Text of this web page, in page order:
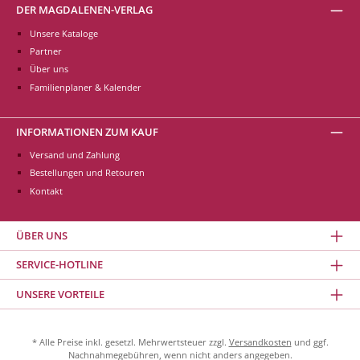
DER MAGDALENEN-VERLAG
Unsere Kataloge
Partner
Über uns
Familienplaner & Kalender
INFORMATIONEN ZUM KAUF
Versand und Zahlung
Bestellungen und Retouren
Kontakt
ÜBER UNS
SERVICE-HOTLINE
UNSERE VORTEILE
* Alle Preise inkl. gesetzl. Mehrwertsteuer zzgl. Versandkosten und ggf.
Nachnahmegebühren, wenn nicht anders angegeben.